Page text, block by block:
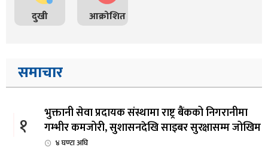
दुखी आक्रोशित
समाचार
१
भुक्तानी सेवा प्रदायक संस्थामा राष्ट्र बैंकको निगरानीमा
गम्भीर कमजोरी, सुशासनदेखि साइबर सुरक्षासम्म जोखिम
४ घण्टा अघि